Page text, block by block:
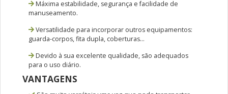
Máxima estabilidade, segurança e facilidade de
manuseamento.
Versatilidade para incorporar outros equipamentos:
guarda-corpos, fita dupla, coberturas…
Devido à sua excelente qualidade, são adequados
para o uso diário.
VANTAGENS